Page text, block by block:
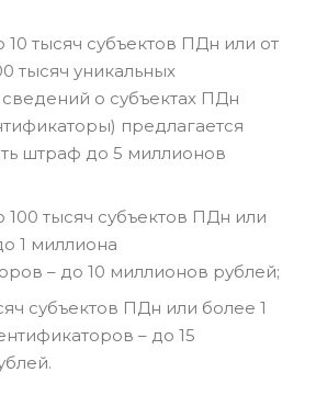
10 тысяч субъектов ПДн или от
тысяч уникальных
о субъектах ПДн
предлагается
штраф до 5 миллионов
100 тысяч субъектов ПДн или
1 миллиона
– до 10 миллионов рублей;
субъектов ПДн или более 1
– до 15